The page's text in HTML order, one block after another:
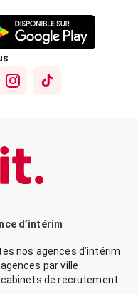
d’intérim
nos agences d’intérim
agences par ville
cabinets de recrutement